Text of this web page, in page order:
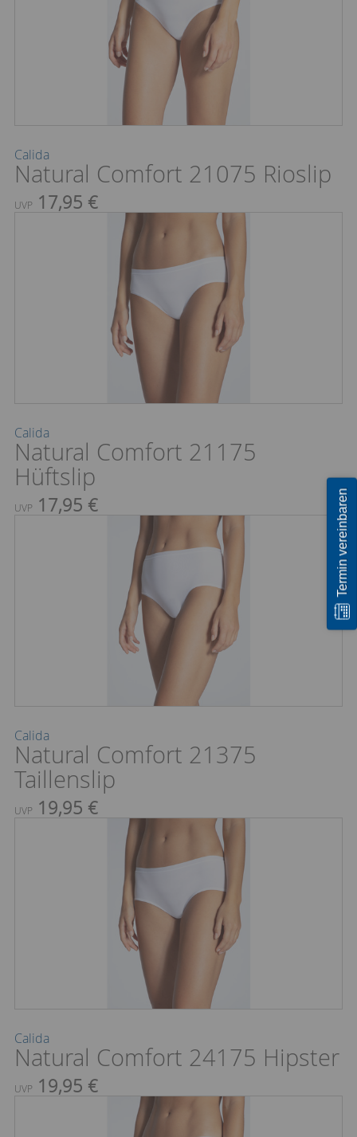
Calida
Natural Comfort 21075 Rioslip
UVP 17,95 €
Calida
Natural Comfort 21175
Hüftslip
UVP 17,95 €
Calida
Natural Comfort 21375
Taillenslip
UVP 19,95 €
Calida
Natural Comfort 24175 Hipster
UVP 19,95 €
Termin vereinbaren